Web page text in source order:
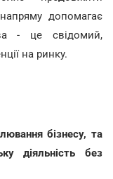
допомагає
- це свідомий,
на ринку.
бізнесу, та
діяльність без